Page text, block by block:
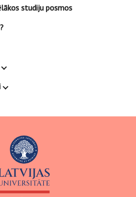
studiju posmos